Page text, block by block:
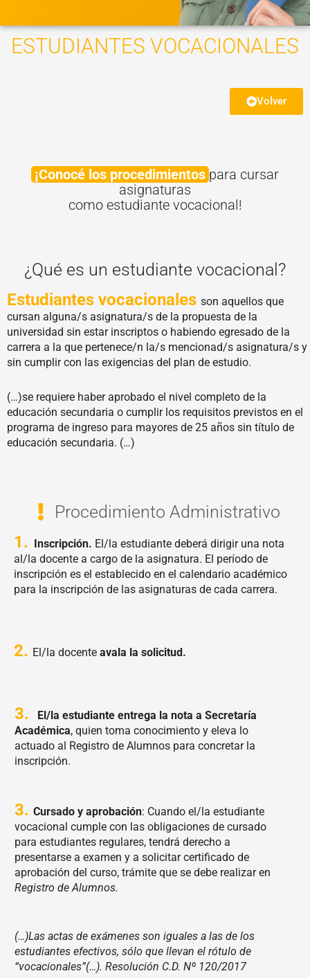
ESTUDIANTES VOCACIONALES
Volver
¡Conocé los procedimientos para cursar
asignaturas
como estudiante vocacional!
¿Qué es un estudiante vocacional?
Estudiantes vocacionales son aquellos que
cursan alguna/s asignatura/s de la propuesta de la
universidad sin estar inscriptos o habiendo egresado de la
carrera a la que pertenece/n la/s mencionad/s asignatura/s y
sin cumplir con las exigencias del plan de estudio.
(…)se requiere haber aprobado el nivel completo de la
educación secundaria o cumplir los requisitos previstos en el
programa de ingreso para mayores de 25 años sin título de
educación secundaria. (…)
Procedimiento Administrativo
1. Inscripción. El/la estudiante deberá dirigir una nota
al/la docente a cargo de la asignatura. El período de
inscripción es el establecido en el calendario académico
para la inscripción de las asignaturas de cada carrera.
2. El/la docente avala la solicitud.
3.
El/la estudiante entrega la nota a Secretaría
Académica, quien toma conocimiento y eleva lo
actuado al Registro de Alumnos para concretar la
inscripción.
3. Cursado y aprobación: Cuando el/la estudiante
vocacional cumple con las obligaciones de cursado
para estudiantes regulares, tendrá derecho a
presentarse a examen y a solicitar certificado de
aprobación del curso, trámite que se debe realizar en
Registro de Alumnos.
(…)Las actas de exámenes son iguales a las de los
estudiantes efectivos, sólo que llevan el rótulo de
“vocacionales”(…). Resolución C.D. Nº 120/2017